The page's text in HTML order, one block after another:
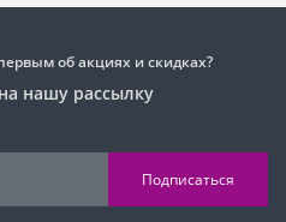
об акциях и скидках?
нашу рассылку
Подписаться